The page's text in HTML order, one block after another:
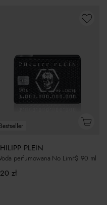
Bestseller
PLEIN
perfumowana No Limit$ 90 ml
zł